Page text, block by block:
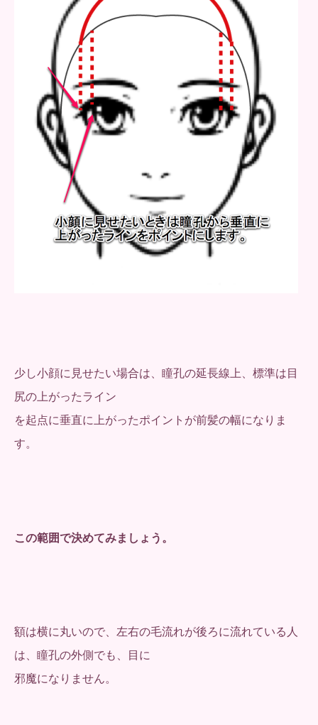
少し小顔に見せたい場合は、瞳孔の延長線上、標準は目
尻の上がったライン
を起点に垂直に上がったポイントが前髪の幅になりま
す。
この範囲で決めてみましょう。
額は横に丸いので、左右の毛流れが後ろに流れている人
は、瞳孔の外側でも、目に
邪魔になりません。